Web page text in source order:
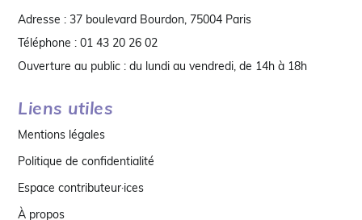
Adresse : 37 boulevard Bourdon, 75004 Paris
Téléphone : 01 43 20 26 02
Ouverture au public : du lundi au vendredi, de 14h à 18h
Liens utiles
Mentions légales
Politique de confidentialité
Espace contributeur·ices
À propos